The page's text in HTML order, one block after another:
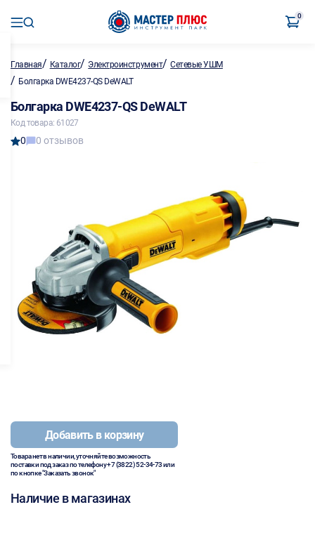
0
Главная/ Каталог/ Электроинструмент/Сетевые УШМ
/ Болгарка DWE4237-QS DeWALT
Болгарка DWE4237-QS DeWALT
Код товара: 61027
0 0 отзывов
Добавить в корзину
Товара нет в наличии, уточняйте возможность
поставки под заказ по телефону+7 (3822) 52-34-73или
по кнопке "Заказать звонок"
Наличие в магазинах